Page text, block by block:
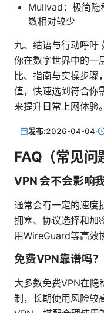
Mullvad：极简隐
数相对较少
九、结语与行动呼吁
你在数字世界中的一
比、指南与实操步
值，快速选到符合你
来提升日常上网体验。
发布:2026-04-04·
FAQ（常见问
VPN 会不会影响
通常会有一定的速度
拥塞、协议选择和加
用WireGuard等高效
免费VPN靠谱吗？
大多数免费VPN在隐
制，长期使用风险较